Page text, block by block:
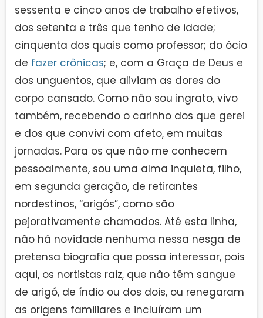
sessenta e cinco anos de trabalho efetivos,
dos setenta e três que tenho de idade;
cinquenta dos quais como professor; do ócio
de fazer crônicas; e, com a Graça de Deus e
dos unguentos, que aliviam as dores do
corpo cansado. Como não sou ingrato, vivo
também, recebendo o carinho dos que gerei
e dos que convivi com afeto, em muitas
jornadas. Para os que não me conhecem
pessoalmente, sou uma alma inquieta, filho,
em segunda geração, de retirantes
nordestinos, “arigós”, como são
pejorativamente chamados. Até esta linha,
não há novidade nenhuma nessa nesga de
pretensa biografia que possa interessar, pois
aqui, os nortistas raiz, que não têm sangue
de arigó, de índio ou dos dois, ou renegaram
as origens familiares e incluíram um